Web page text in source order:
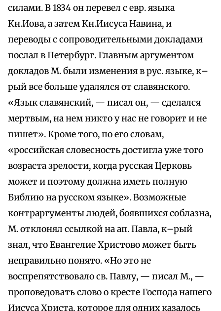
силами. В 1834 он перевел с евр. языка
Кн.Иова, а затем Кн.Иисуса Навина, и
переводы с сопроводительными докладами
послал в Петербург. Главным аргументом
докладов М. были изменения в рус. языке, к–
рый все больше удалялся от славянского.
«Язык славянский, — писал он, — сделался
мертвым, на нем никто у нас не говорит и не
пишет». Кроме того, по его словам,
«российская словесность достигла уже того
возраста зрелости, когда русская Церковь
может и поэтому должна иметь полную
Библию на русском языке». Возможные
контраргументы людей, боявшихся соблазна,
М. отклонял ссылкой на ап. Павла, к–рый
знал, что Евангелие Христово может быть
неправильно понято. «Но это не
воспрепятствовало св. Павлу, — писал М., —
проповедовать слово о кресте Господа нашего
Иисуса Христа, которое для одних казалось